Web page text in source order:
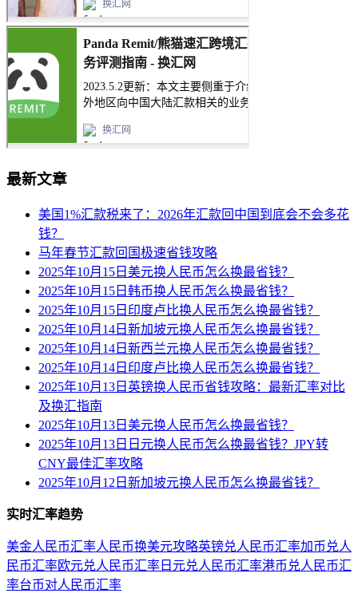
最新文章
美国1%汇款税来了：2026年汇款回中国到底会不会多花
钱？
马年春节汇款回国极速省钱攻略
2025年10月15日美元换人民币怎么换最省钱？
2025年10月15日韩币换人民币怎么换最省钱？
2025年10月15日印度卢比换人民币怎么换最省钱？
2025年10月14日新加坡元换人民币怎么换最省钱？
2025年10月14日新西兰元换人民币怎么换最省钱？
2025年10月14日印度卢比换人民币怎么换最省钱？
2025年10月13日英镑换人民币省钱攻略：最新汇率对比
及换汇指南
2025年10月13日美元换人民币怎么换最省钱？
2025年10月13日日元换人民币怎么换最省钱？JPY转
CNY最佳汇率攻略
2025年10月12日新加坡元换人民币怎么换最省钱？
实时汇率趋势
美金人民币汇率人民币换美元攻略英镑兑人民币汇率加币兑人
民币汇率欧元兑人民币汇率 日元兑人民币汇率港币兑人民币汇
率台币对人民币汇率